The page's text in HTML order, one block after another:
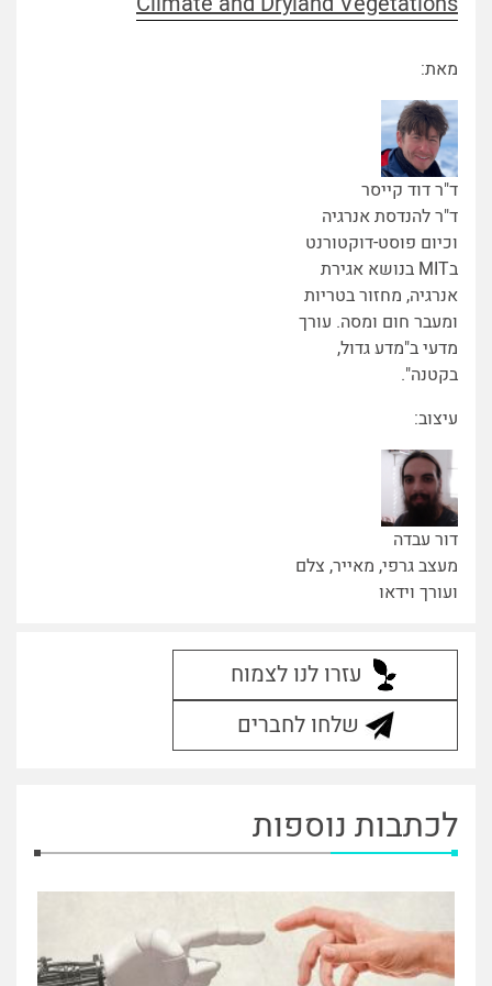
מאת:
ד"ר דוד קייסר
ד"ר להנדסת אנרגיה
וכיום פוסט-דוקטורנט
בMIT בנושא אגירת
אנרגיה, מחזור בטריות
ומעבר חום ומסה. עורך
מדעי ב"מדע גדול,
בקטנה".
עיצוב:
דור עבדה
מעצב גרפי, מאייר, צלם
ועורך וידאו
עזרו לנו לצמוח
שלחו לחברים
לכתבות נוספות